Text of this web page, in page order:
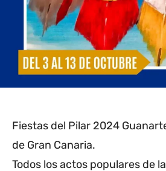
Fiestas del Pilar 2024
de Gran Canaria.
Todos los actos populares de